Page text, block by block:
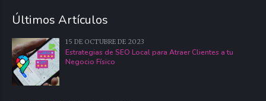
Últimos Artículos
15 DE OCTUBRE DE 2023
Estrategias de SEO Local para Atraer Clientes a tu
Negocio Físico